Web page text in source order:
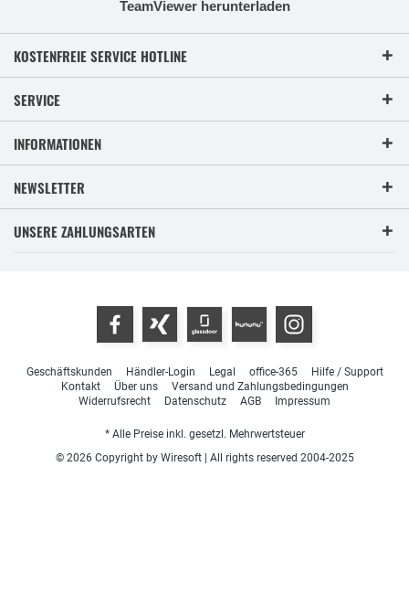
TeamViewer herunterladen
KOSTENFREIE SERVICE HOTLINE
SERVICE
INFORMATIONEN
NEWSLETTER
UNSERE ZAHLUNGSARTEN
Geschäftskunden Händler-Login Legal office-365
Hilfe / Support
Kontakt
Über uns
Versand und Zahlungsbedingungen
Widerrufsrecht
Datenschutz AGB Impressum
* Alle Preise inkl. gesetzl. Mehrwertsteuer
© 2026 Copyright by Wiresoft | All rights reserved 2004-2025